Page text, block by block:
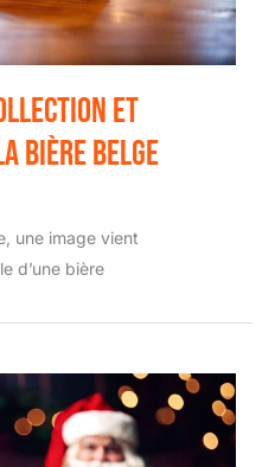
et
bière belge
une image vient
d’une bière